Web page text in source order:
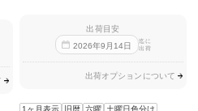
出荷目安
2026年9 月 14日
迄に
出荷
出荷オプションについて
1ヶ月表示 旧暦 六曜
土曜日色分け